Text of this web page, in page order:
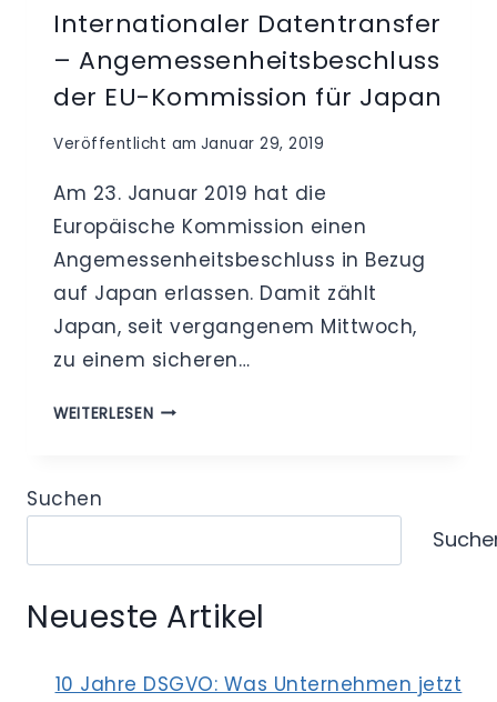
Internationaler Datentransfer
– Angemessenheitsbeschluss
der EU-Kommission für Japan
Veröffentlicht am Januar 29, 2019
Am 23. Januar 2019 hat die
Europäische Kommission einen
Angemessenheitsbeschluss in Bezug
auf Japan erlassen. Damit zählt
Japan, seit vergangenem Mittwoch,
zu einem sicheren…
WEITERLESENINTERNATIONALER
DER
KOMMISSION
JAPAN
Suchen
Neueste Artikel
10 Jahre DSGVO: Was Unternehmen jetzt